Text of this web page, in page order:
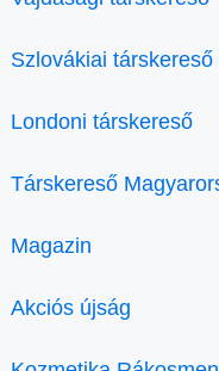
Szlovákiai társkereső
Londoni társkereső
Társkereső
Magazin
Akciós újság